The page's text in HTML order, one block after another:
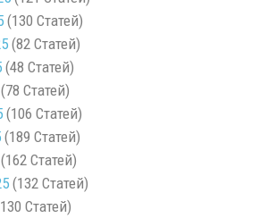
(130 Статей)
(82 Статей)
(48 Статей)
(78 Статей)
(106 Статей)
(189 Статей)
(162 Статей)
(132 Статей)
Статей)